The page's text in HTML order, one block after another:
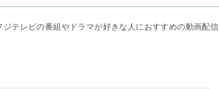
テレビの番組やドラマが好きな人におすすめの動画配信